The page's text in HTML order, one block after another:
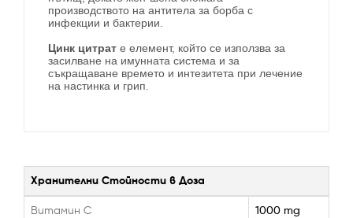
производството на антитела за борба с
инфекции и бактерии.
Цинк цитрат е елемент, който се използва за
засилване на имунната система и за
съкращаване времето и интезитета при лечение
на настинка и грип.
Хранителни Стойности в Доза
Витамин C
1000 mg